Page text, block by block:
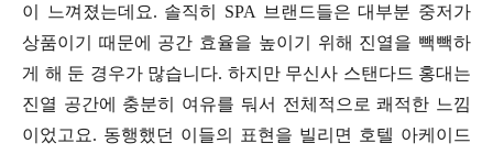
이 느껴졌는데요. 솔직히 SPA 브랜드들은 대부분 중저가
상품이기 때문에 공간 효율을 높이기 위해 진열을 빽빽하
게 해 둔 경우가 많습니다. 하지만 무신사 스탠다드 홍대는
진열 공간에 충분히 여유를 둬서 전체적으로 쾌적한 느낌
이었고요. 동행했던 이들의 표현을 빌리면 호텔 아케이드